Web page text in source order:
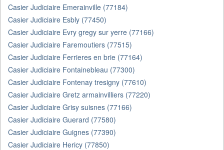
Casier Judiciaire Emerainville (77184)
Casier Judiciaire Esbly (77450)
Casier Judiciaire Evry gregy sur yerre (77166)
Casier Judiciaire Faremoutiers (77515)
Casier Judiciaire Ferrieres en brie (77164)
Casier Judiciaire Fontainebleau (77300)
Casier Judiciaire Fontenay tresigny (77610)
Casier Judiciaire Gretz armainvilliers (77220)
Casier Judiciaire Grisy suisnes (77166)
Casier Judiciaire Guerard (77580)
Casier Judiciaire Guignes (77390)
Casier Judiciaire Hericy (77850)